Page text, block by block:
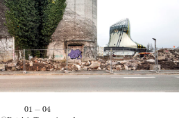
01 — 04